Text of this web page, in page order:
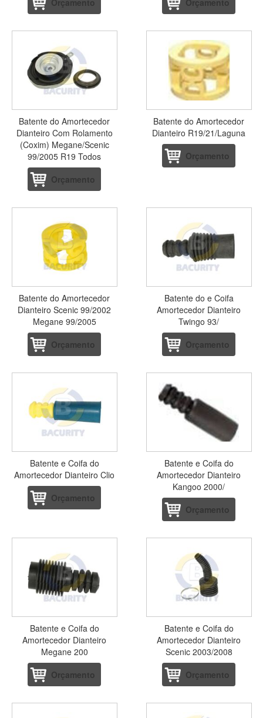
Batente do Amortecedor
Dianteiro Com Rolamento
(Coxim) Megane/Scenic
99/2005 R19 Todos
Orçamento
Batente do Amortecedor
Dianteiro R19/21/Laguna
Orçamento
Batente do Amortecedor
Dianteiro Scenic 99/2002
Megane 99/2005
Orçamento
Batente do e Coifa
Amortecedor Dianteiro
Twingo 93/
Orçamento
Batente e Coifa do
Amortecedor Dianteiro Clio
Orçamento
Batente e Coifa do
Amortecedor Dianteiro
Kangoo 2000/
Orçamento
Batente e Coifa do
Amortecedor Dianteiro
Megane 200
Orçamento
Batente e Coifa do
Amortecedor Dianteiro
Scenic 2003/2008
Orçamento